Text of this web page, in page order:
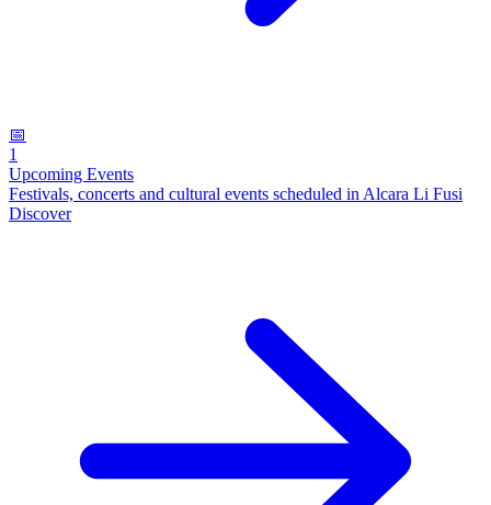
📅
1
Upcoming Events
Festivals, concerts and cultural events scheduled in Alcara Li Fusi
Discover